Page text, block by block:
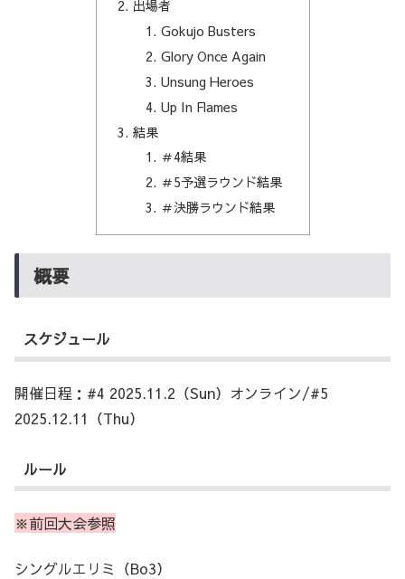
出場者
Gokujo Busters
Glory Once Again
Unsung Heroes
Up In Flames
結果
＃4結果
＃5予選ラウンド結果
＃決勝ラウンド結果
概要
スケジュール
開催日程：#4 2025.11.2（Sun）オンライン/#5
2025.12.11（Thu）
ルール
※前回大会参照
シングルエリミ（Bo3）